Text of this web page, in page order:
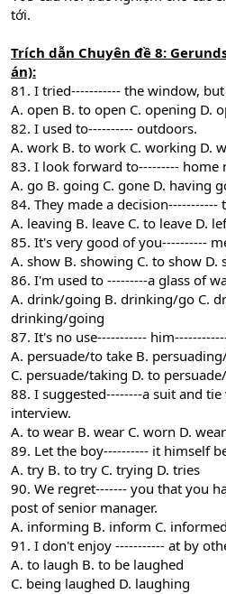
tới.
Trích dẫn Chuyên đề 8:
án):
81. I tried----------- the window,
A. open B. to open C. opening D.
82. I used to---------- outdoors.
A. work B. to work C. working D.
83. I look forward to--------- home
A. go B. going C. gone D. having
84. They made a decision-----------
A. leaving B. leave C. to leave D.
85. It's very good of you----------
A. show B. showing C. to show D.
86. I'm used to ---------a glass of
A. drink/going B. drinking/go C.
drinking/going
87. It's no use-----------
A. persuade/to take B.
C. persuade/taking D. to
88. I suggested--------a suit and
interview.
A. to wear B. wear C. worn D.
89. Let the boy---------- it himself
A. try B. to try C. trying D. tries
90. We regret------- you that you
post of senior manager.
A. informing B. inform C.
91. I don't enjoy ----------- at by
A. to laugh B. to be laughed
C. being laughed D. laughing